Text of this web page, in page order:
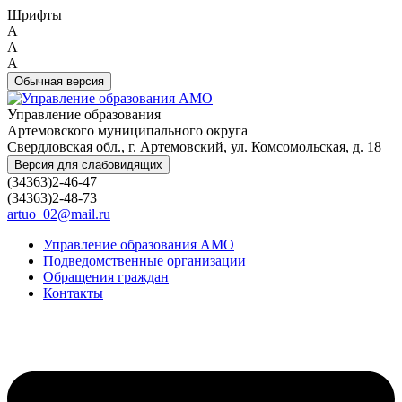
Шрифты
A
A
A
Обычная версия
Управление образования
Артемовского муниципального округа
Свердловская обл., г. Артемовский, ул. Комсомольская, д. 18
Версия для слабовидящих
(34363)2-46-47
(34363)2-48-73
artuo_02@mail.ru
Управление образования АМО
Подведомственные организации
Обращения граждан
Контакты